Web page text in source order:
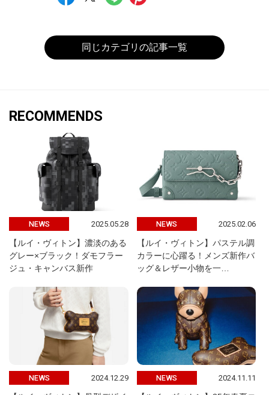
同じカテゴリの記事一覧
RECOMMENDS
NEWS 2025.05.28
【ルイ・ヴィトン】濃淡のある
グレー×ブラック！ダモフラー
ジュ・キャンバス新作
NEWS 2025.02.06
【ルイ・ヴィトン】パステル調
カラーに心躍る！メンズ新作バ
ッグ＆レザー小物を一…
NEWS 2024.12.29 NEWS 2024.11.11